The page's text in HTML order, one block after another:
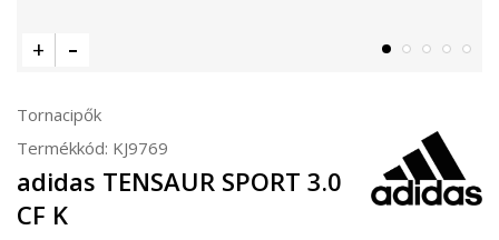
Tornacipők
Termékkód: KJ9769
adidas TENSAUR SPORT 3.0
CF K